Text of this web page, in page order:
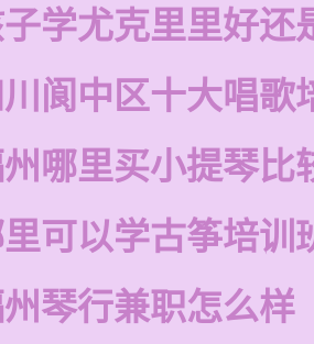
学尤克里里好还
川阆中区十大唱歌
哪里买小提琴比
可以学古筝培训
琴行兼职怎么样